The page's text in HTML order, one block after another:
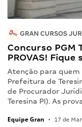
GRAN CURSOS
Concurso PGM
PROVAS! Fique
Atenção para quem
Prefeitura de
de Procurador
Teresina PI). As
Equipe Gran • 17 de